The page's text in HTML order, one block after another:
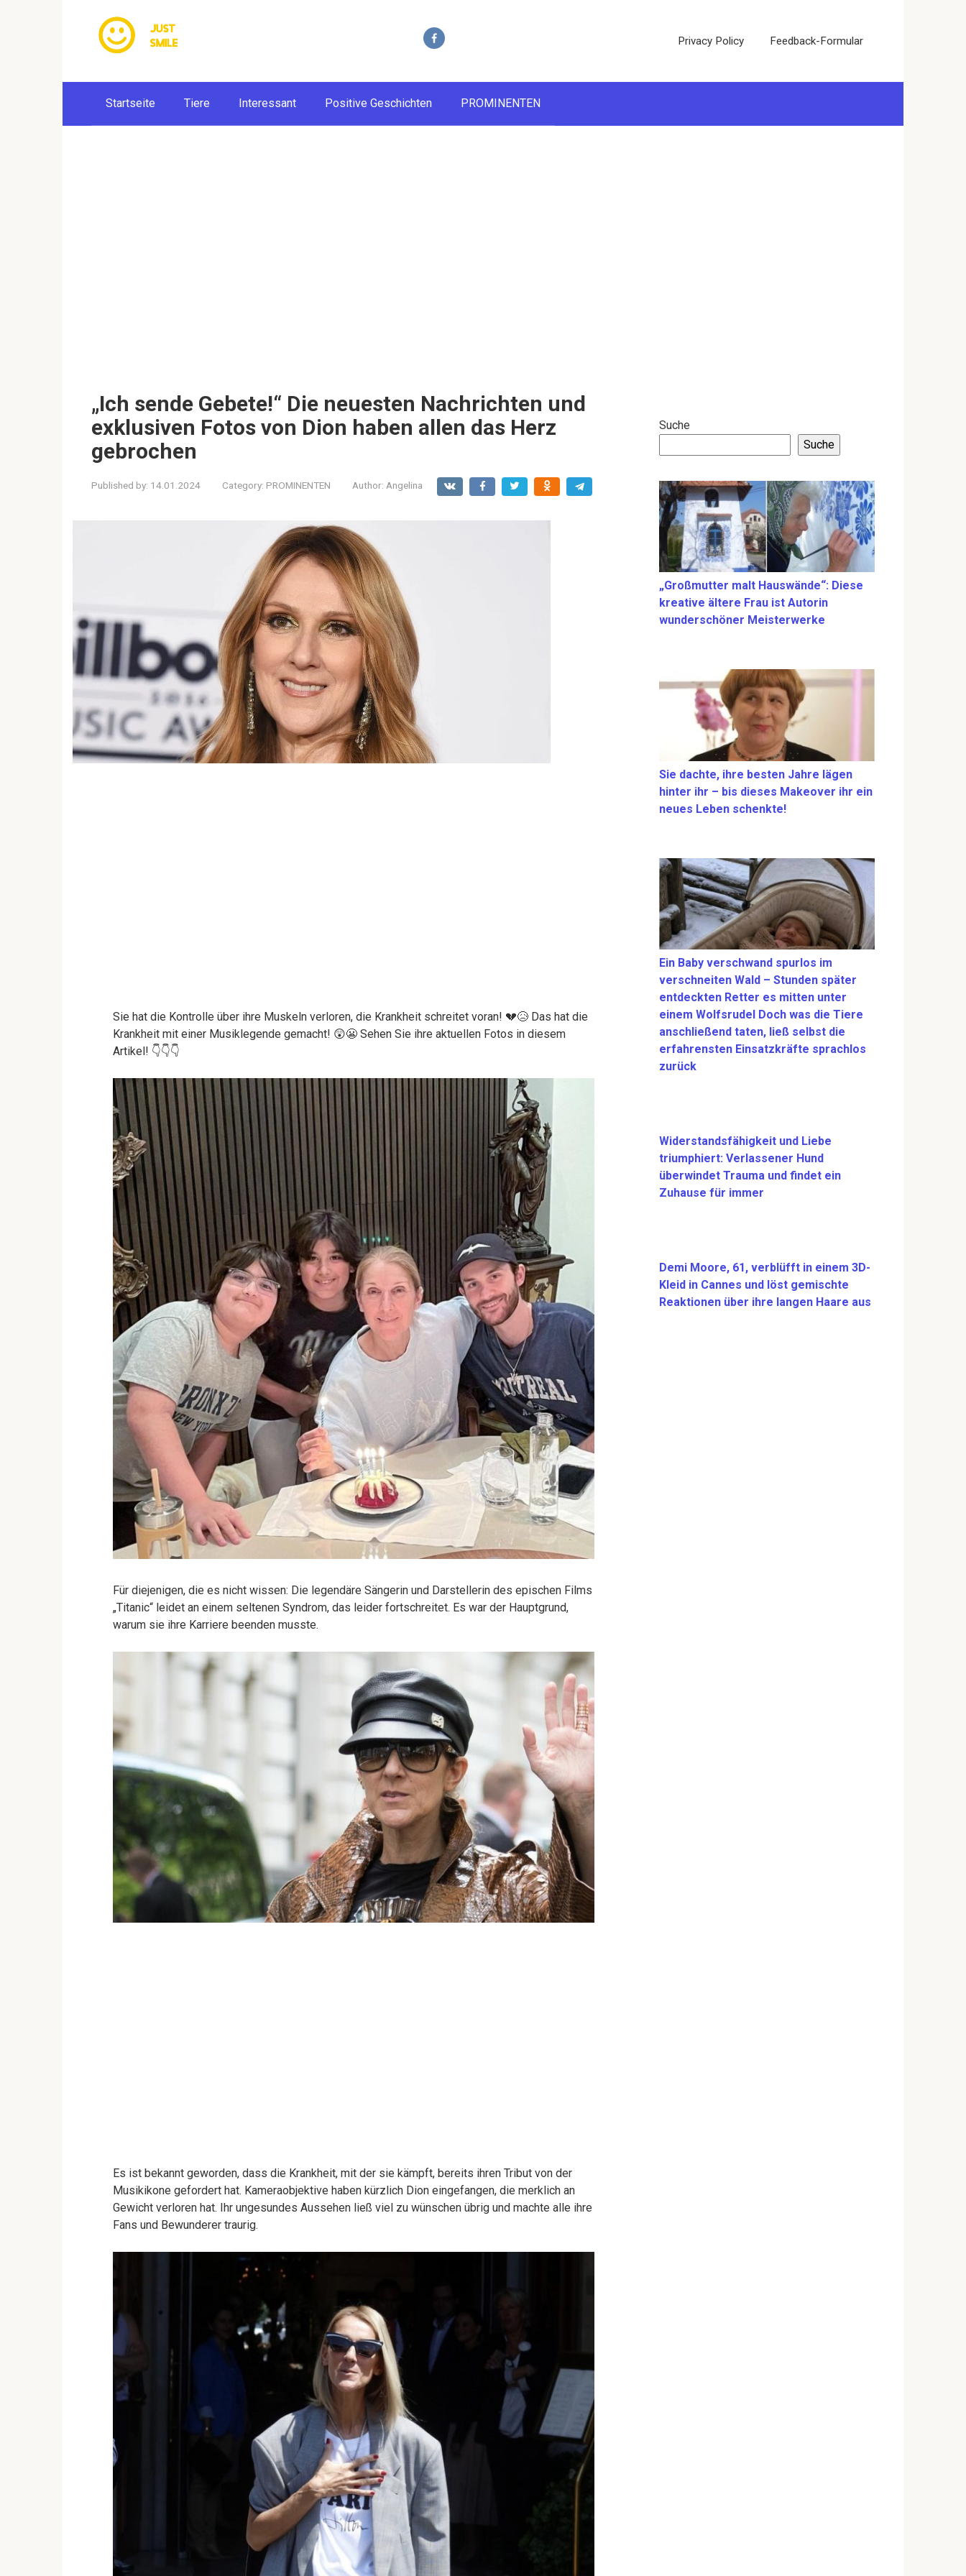
Privacy Policy Feedback-Formular
Startseite Tiere Interessant Positive Geschichten PROMINENTEN
„Ich sende Gebete!“ Die neuesten Nachrichten und
exklusiven Fotos von Dion haben allen das Herz
gebrochen
Published by: 14.01.2024 Category: PROMINENTEN Author: Angelina
Sie hat die Kontrolle über ihre Muskeln verloren, die Krankheit schreitet voran! 💔😥 Das hat die
Krankheit mit einer Musiklegende gemacht! 😲😬 Sehen Sie ihre aktuellen Fotos in diesem
Artikel! 👇👇👇
Für diejenigen, die es nicht wissen: Die legendäre Sängerin und Darstellerin des epischen Films
„Titanic“ leidet an einem seltenen Syndrom, das leider fortschreitet. Es war der Hauptgrund,
warum sie ihre Karriere beenden musste.
Es ist bekannt geworden, dass die Krankheit, mit der sie kämpft, bereits ihren Tribut von der
Musikikone gefordert hat. Kameraobjektive haben kürzlich Dion eingefangen, die merklich an
Gewicht verloren hat. Ihr ungesundes Aussehen ließ viel zu wünschen übrig und machte alle ihre
Fans und Bewunderer traurig.
Suche
Suche
„Großmutter malt Hauswände“: Diese
kreative ältere Frau ist Autorin
wunderschöner Meisterwerke
Sie dachte, ihre besten Jahre lägen
hinter ihr – bis dieses Makeover ihr ein
neues Leben schenkte!
Ein Baby verschwand spurlos im
verschneiten Wald – Stunden später
entdeckten Retter es mitten unter
einem Wolfsrudel Doch was die Tiere
anschließend taten, ließ selbst die
erfahrensten Einsatzkräfte sprachlos
zurück
Widerstandsfähigkeit und Liebe
triumphiert: Verlassener Hund
überwindet Trauma und findet ein
Zuhause für immer
Demi Moore, 61, verblüfft in einem 3D-
Kleid in Cannes und löst gemischte
Reaktionen über ihre langen Haare aus